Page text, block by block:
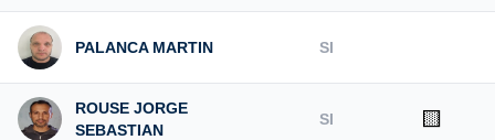
PALANCA MARTIN SI
ROUSE JORGE
SEBASTIAN
SI 🟨